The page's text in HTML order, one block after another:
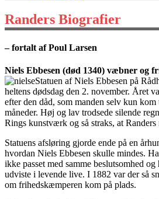
Randers Biografier
– fortalt af Poul Larsen
Niels Ebbesen (død 1340) væbner og
Statuen af Niels Ebbesen på
heltens dødsdag den 2. november. Året
efter den dåd, som manden selv kun
måneder. Høj og lav trodsede silende
Rings kunstværk og så straks, at Randers
Statuens afsløring gjorde ende på en
hvordan Niels Ebbesen skulle mindes.
ikke passet med samme beslutsomhed
udviste i levende live. I 1882 var der så
om frihedskæmperen kom på plads.